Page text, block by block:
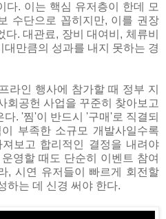
다. 이는 핵심 유저층이 한데 모
수단으로 꼽히지만, 이를 권장
. 대관료, 장비 대여비, 체류비
만큼의 성과를 내지 못하는 경
라인 행사에 참가할 때 정부 지
회공헌 사업을 꾸준히 찾아보고
. '찜'이 반드시 '구매'로 직결되
부족한 소규모 개발사일수록
보고 합리적인 결정을 내려야
영할 때도 단순히 이벤트 참여
, 시연 유저들이 빠르게 회전할
하는 데 신경 써야 한다.